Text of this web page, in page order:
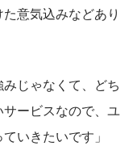
意気込みなどあり
じゃなくて、どち
ービスなので、ユ
いきたいです」